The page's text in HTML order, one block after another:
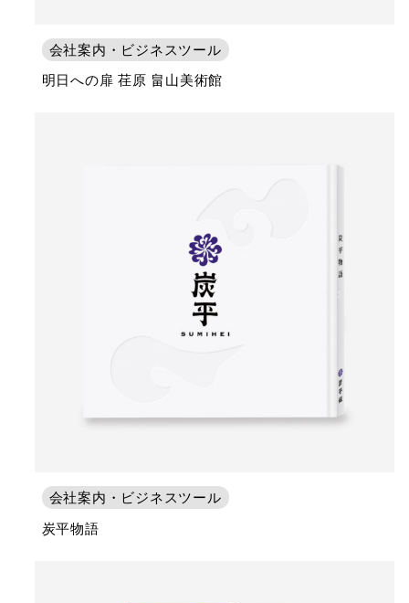
会社案内・ビジネスツール
明日への扉 荏原 畠山美術館
会社案内・ビジネスツール
炭平物語